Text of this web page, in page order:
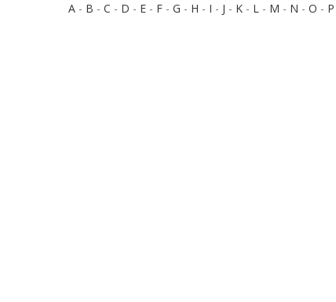
A - B - C - D - E - F - G - H - I - J - K - L - M - N - O - P